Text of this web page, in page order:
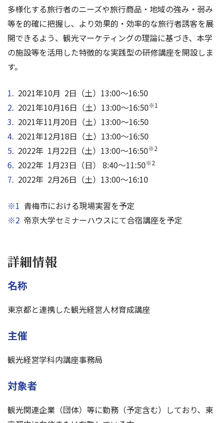
多様化する旅行者のニーズや旅行商品・地域の強み・弱み
等を的確に把握し、より効果的・効率的な旅行者誘客を展
開できるよう、観光マーケティングの理論に基づき、本学
の施設等を活用した特徴的な実践型の研修講座を開設しま
す。
2021年10月 2日（土）13:00～16:50
2021年10月16日（土）13:00～16:50※1
2021年11月20日（土）13:00～16:50
2021年12月18日（土）13:00～16:50
2022年 1月22日（土）13:00～16:50※2
2022年 1月23日（日） 8:40～11:50※2
2022年 2月26日（土）13:00～16:10
※1 青梅市における現場実習を予定
※2 帝京大学セミナーハウスにて合宿講座を予定
詳細情報
名称
東京都と連携した観光経営人材育成講座
主催
観光経営学科内講座事務局
対象者
観光関連企業（団体）等に勤務（予定含む）しており、東